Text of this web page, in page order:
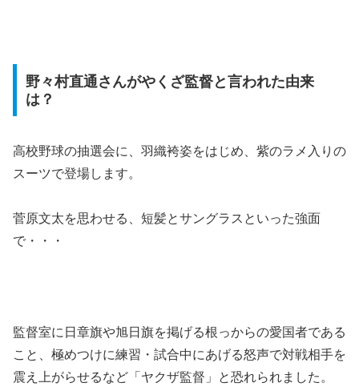
野々村直通さんがやくざ監督と言われた由来
は？
高校野球の抽選会に、羽織袴姿をはじめ、紫のラメ入りの
スーツで登場します。
菅原文太を思わせる、短髪とサングラスといった強面
で・・・
監督室に日章旗や旭日旗を掲げる根っからの愛国者である
こと、極めつけに練習・試合中にあげる怒声で対戦相手を
震え上がらせるなど「ヤクザ監督」と恐れられました。